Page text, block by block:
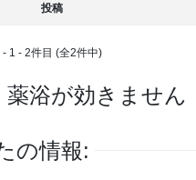
投稿
1 - 2件目 (全2件中)
浴が効きません
の情報: